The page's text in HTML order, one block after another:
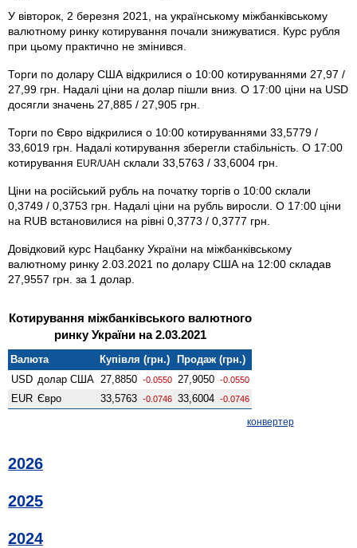
У вівторок, 2 березня 2021, на українському міжбанківському
валютному ринку котирування почали знижуватися. Курс рубля
при цьому практично не змінився.
Торги по долару США відкрилися о 10:00 котируваннями 27,97 /
27,99 грн. Надалі ціни на долар пішли вниз. О 17:00 ціни на USD
досягли значень 27,885 / 27,905 грн.
Торги по Євро відкрилися о 10:00 котируваннями 33,5779 /
33,6019 грн. Надалі котирування зберегли стабільність. О 17:00
котирування EUR/UAH склали 33,5763 / 33,6004 грн.
Ціни на російський рубль на початку торгів о 10:00 склали
0,3749 / 0,3753 грн. Надалі ціни на рубль виросли. О 17:00 ціни
на RUB встановилися на рівні 0,3773 / 0,3777 грн.
Довідковий курс Нацбанку України на міжбанківському
валютному ринку 2.03.2021 по долару США на 12:00 складав
27,9557 грн. за 1 долар.
Котирування міжбанківського валютного
ринку України на 2.03.2021
Валюта Купівля (грн.)
Продаж (грн.)
USD долар США 27,8850 -0.0550 27,9050 -0.0550
EUR Євро 33,5763 -0.0746 33,6004 -0.0746
конвертер
2026
2025
2024